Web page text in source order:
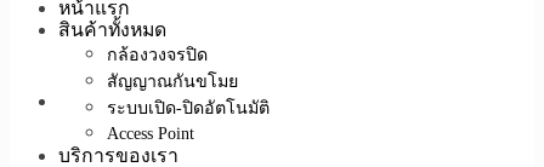
หน้าแรก
สินค้าทั้งหมด
กล้องวงจรปิด
สัญญาณกันขโมย
ระบบเปิด-ปิดอัตโนมัติ
Access Point
บริการของเรา